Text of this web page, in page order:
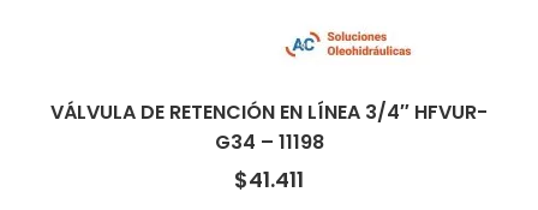
VÁLVULA DE RETENCIÓN EN LÍNEA 3/4″ HFVUR-
G34 – 11198
$41.411